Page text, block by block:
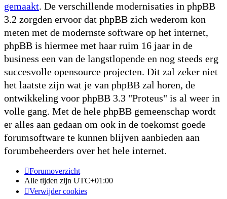
gemaakt. De verschillende modernisaties in phpBB
3.2 zorgden ervoor dat phpBB zich wederom kon
meten met de modernste software op het internet,
phpBB is hiermee met haar ruim 16 jaar in de
business een van de langstlopende en nog steeds erg
succesvolle opensource projecten. Dit zal zeker niet
het laatste zijn wat je van phpBB zal horen, de
ontwikkeling voor phpBB 3.3 "Proteus" is al weer in
volle gang. Met de hele phpBB gemeenschap wordt
er alles aan gedaan om ook in de toekomst goede
forumsoftware te kunnen blijven aanbieden aan
forumbeheerders over het hele internet.
Forumoverzicht
Alle tijden zijn UTC+01:00
Verwijder cookies